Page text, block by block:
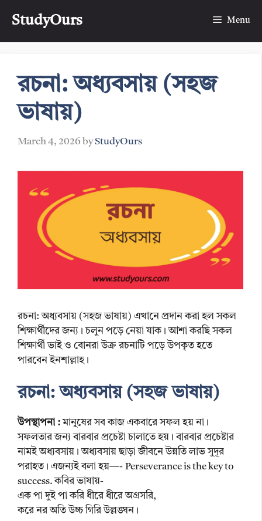
StudyOurs Menu
রচনা: অধ্যবসায় (সহজ
ভাষায়)
March 4, 2026 byStudyOurs
রচনা: অধ্যবসায় (সহজ ভাষায়) এখানে প্রদান করা হল সকল
শিক্ষার্থীদের জন্য। চলুন পড়ে নেয়া যাক। আশা করছি সকল
শিক্ষার্থী ভাই ও বোনরা উক্র রচনাটি পড়ে উপকৃত হতে
পারবেন ইনশাল্লাহ।
রচনা: অধ্যবসায় (সহজ ভাষায়)
উপস্থাপনা :মানুষের সব কাজ একবারে সফল হয় না।
সফলতার জন্য বারবার প্রচেষ্টা চালাতে হয়। বারবার প্রচেষ্টার
নামই অধ্যবসায়। অধ্যবসায় ছাড়া জীবনে উন্নতি লাভ সুদূর
পরাহত। এজন্যই বলা হয়—- Perseverance is the key to
success. কবির ভাষায়-
এক পা দুই পা করি ধীরে ধীরে অগ্রসরি,
করে নর অতি উচ্চ গিরি উল্লঙ্ঘন।